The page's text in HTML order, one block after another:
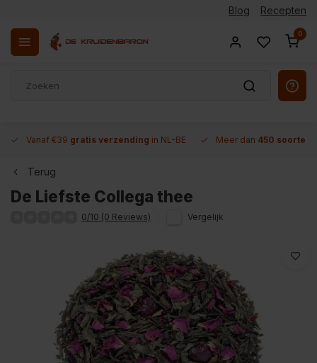
Blog Recepten
0
Vanaf €39 gratis verzending in NL-BE Meer dan 450 soorten
Terug
De Liefste Collega thee
0/10 (0 Reviews) Vergelijk